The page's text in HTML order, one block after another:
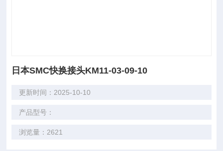
日本SMC快换接头KM11-03-09-10
更新时间：2025-10-10
产品型号：
浏览量：2621